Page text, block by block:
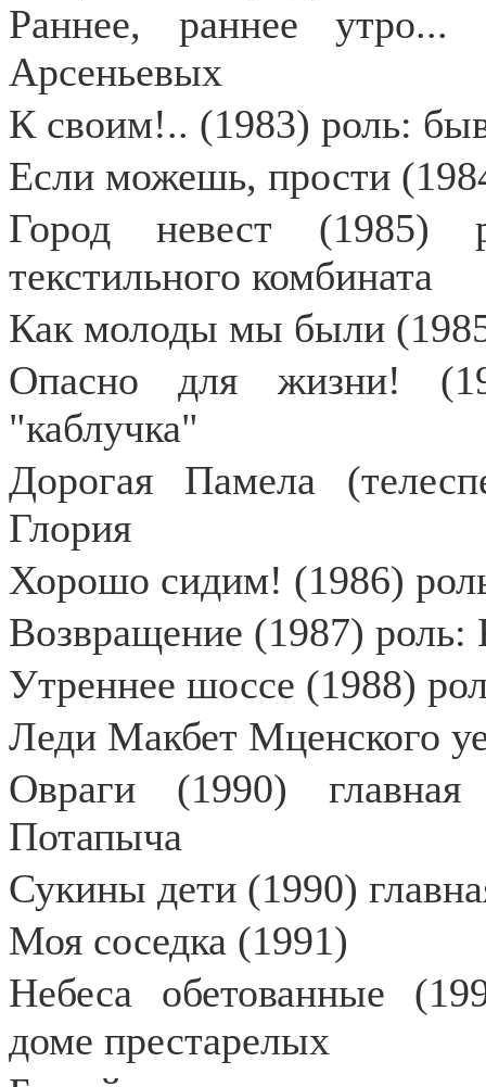
Раннее, раннее
Арсеньевых
К своим!.. (1983) роль:
Если можешь, прости
Город невест (1985)
текстильного комбината
Как молоды мы были
Опасно для жизни!
"каблучка"
Дорогая Памела
Глория
Хорошо сидим! (1986)
Возвращение (1987) роль:
Утреннее шоссе (1988)
Леди Макбет Мценского
Овраги (1990)
Потапыча
Сукины дети (1990)
Моя соседка (1991)
Небеса обетованные
доме престарелых